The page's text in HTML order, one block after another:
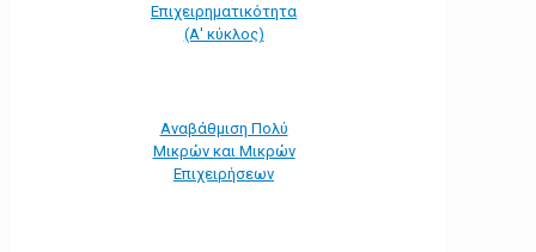
Επιχειρηματικότητα
(Α' κύκλος)
Αναβάθμιση Πολύ
Μικρών και Μικρών
Επιχειρήσεων